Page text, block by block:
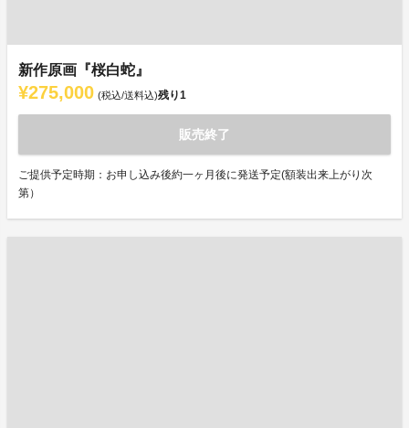
新作原画『桜白蛇』
¥275,000 (税込/送料込)残り1
販売終了
ご提供予定時期：お申し込み後約一ヶ月後に発送予定(額装出来上がり次
第）